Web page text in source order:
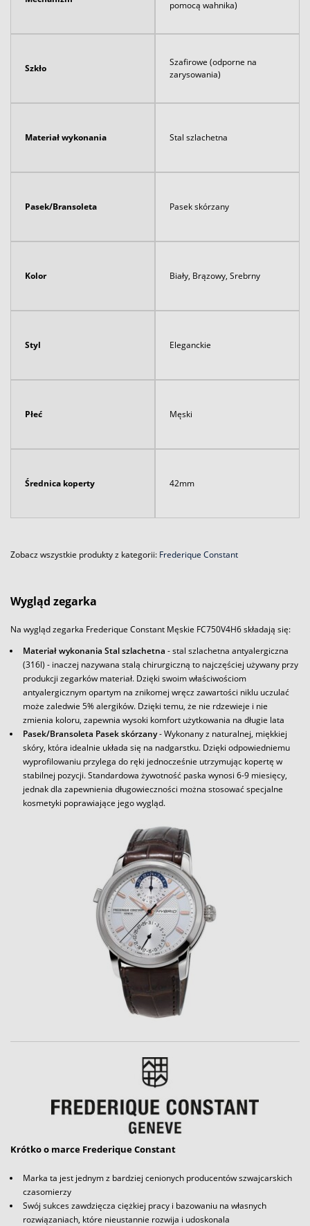
pomocą wahnika)
Szkło
Szafirowe (odporne na
zarysowania)
Materiał wykonania Stal szlachetna
Pasek/Bransoleta Pasek skórzany
Kolor Biały, Brązowy, Srebrny
Styl Eleganckie
Płeć Męski
Średnica koperty 42mm
Zobacz wszystkie produkty z kategorii: Frederique Constant
Wygląd zegarka
Na wygląd zegarka Frederique Constant Męskie FC750V4H6 składają się:
Materiał wykonania Stal szlachetna - stal szlachetna antyalergiczna
(316l) - inaczej nazywana stalą chirurgiczną to najczęściej używany przy
produkcji zegarków materiał. Dzięki swoim właściwościom
antyalergicznym opartym na znikomej wręcz zawartości niklu uczulać
może zaledwie 5% alergików. Dzięki temu, że nie rdzewieje i nie
zmienia koloru, zapewnia wysoki komfort użytkowania na długie lata
Pasek/Bransoleta Pasek skórzany- Wykonany z naturalnej, miękkiej
skóry, która idealnie układa się na nadgarstku. Dzięki odpowiedniemu
wyprofilowaniu przylega do ręki jednocześnie utrzymując kopertę w
stabilnej pozycji. Standardowa żywotność paska wynosi 6-9 miesięcy,
jednak dla zapewnienia długowieczności można stosować specjalne
kosmetyki poprawiające jego wygląd.
Krótko o marce Frederique Constant
Marka ta jest jednym z bardziej cenionych producentów szwajcarskich
czasomierzy
Swój sukces zawdzięcza ciężkiej pracy i bazowaniu na własnych
rozwiązaniach, które nieustannie rozwija i udoskonala